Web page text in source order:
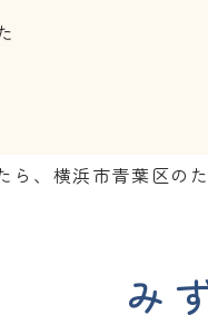
ら、横浜市青葉区の
み